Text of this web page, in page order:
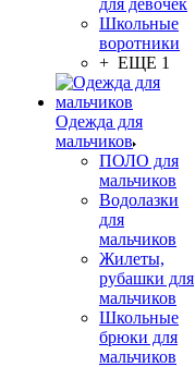
для девочек
Школьные
воротники
+ ЕЩЕ 1
Одежда для
мальчиков
ПОЛО для
мальчиков
Водолазки
для
мальчиков
Жилеты,
рубашки для
мальчиков
Школьные
брюки для
мальчиков